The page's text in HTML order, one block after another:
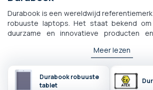
Durabook is een wereldwijd
robuuste laptops. Het staat bekend
duurzame en innovatieve producten
werken. Of u zich nu in de industriële,
meest extreme omstandigheden te
Meer lezen
Durabook robuuste
tablet